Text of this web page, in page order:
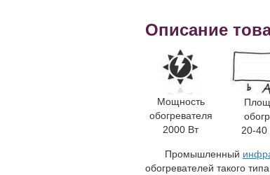
Описание
Мощность
обогревателя
2000 Вт
20-40
Промышленный
обогревателей такого